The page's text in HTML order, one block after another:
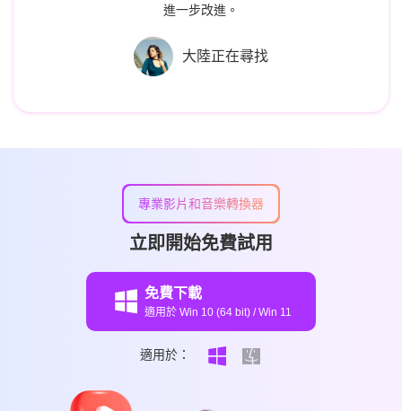
進一步改進。
大陸正在尋找
專業影片和音樂轉換器
立即開始免費試用
免費下載
適用於 Win 10 (64 bit) / Win 11
適用於：